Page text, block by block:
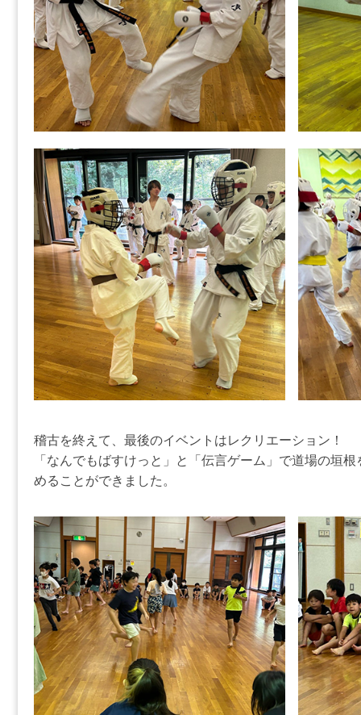
稽古を終えて、最後のイベントはレクリエーション！
「なんでもばすけっと」と「伝言ゲーム」で道場の垣
めることができました。